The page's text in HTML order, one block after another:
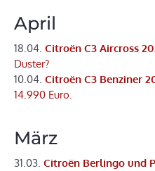
April
18.04. Citroën C3 Aircross
Duster?
10.04. Citroën C3 Benziner
14.990 Euro.
März
31.03. Citroën Berlingo und